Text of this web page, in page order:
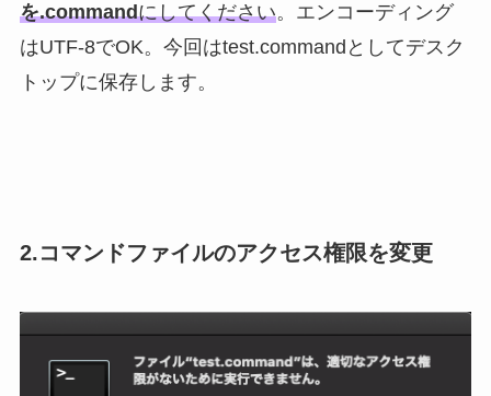
を.commandにしてください。エンコーディング
はUTF-8でOK。今回はtest.commandとしてデスク
トップに保存します。
2.コマンドファイルのアクセス権限を変更